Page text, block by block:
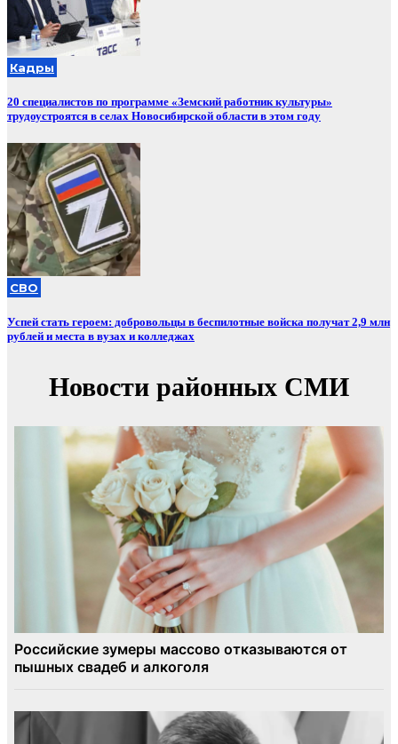
Кадры
20 специалистов по программе «Земский работник культуры»
трудоустроятся в селах Новосибирской области в этом году
СВО
Успей стать героем: добровольцы в беспилотные войска получат 2,9 млн
рублей и места в вузах и колледжах